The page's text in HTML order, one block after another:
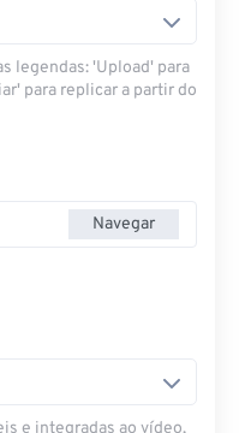
legendas: 'Upload' para
para replicar a partir do
Navegar
e integradas ao vídeo,